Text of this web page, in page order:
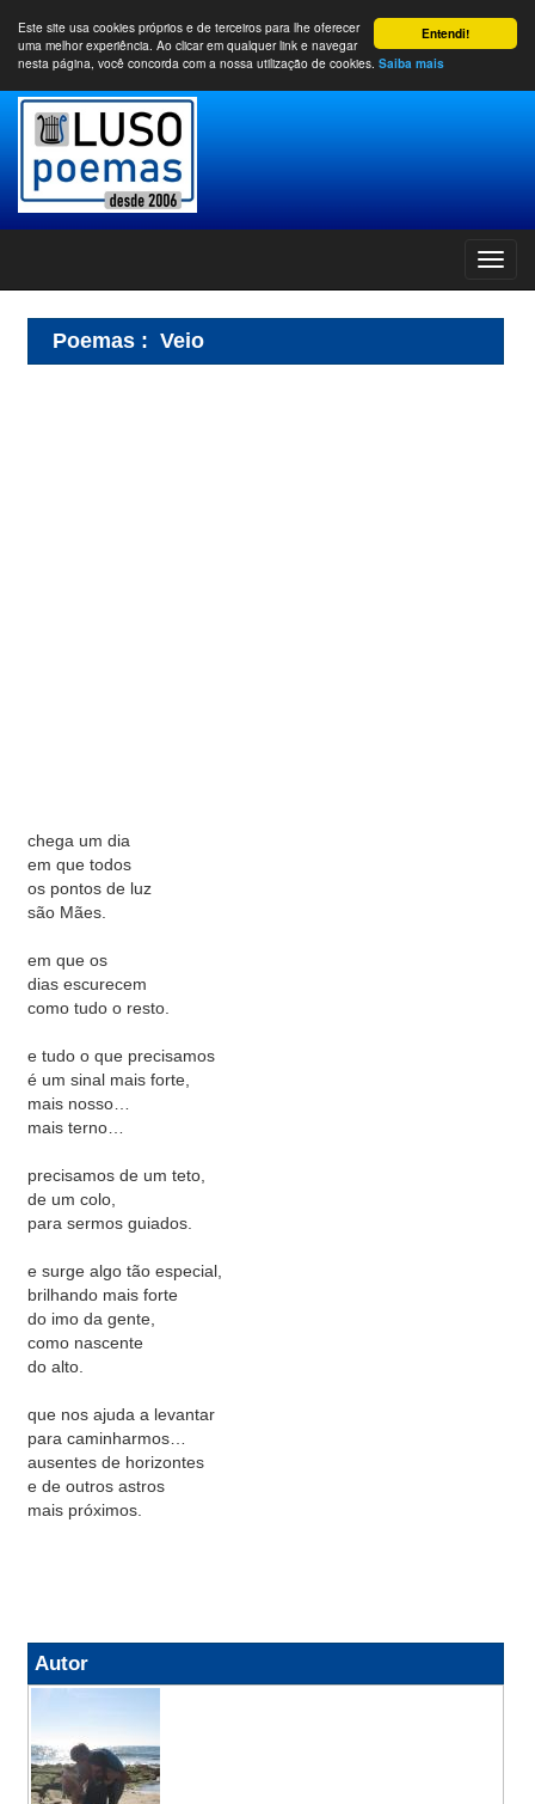
Entendi!
Este site usa cookies próprios e de terceiros para lhe oferecer
uma melhor experiência. Ao clicar em qualquer link e navegar
nesta página, você concorda com a nossa utilização de cookies. Saiba mais
Poemas : Veio
chega um dia
em que todos
os pontos de luz
são Mães.
em que os
dias escurecem
como tudo o resto.
e tudo o que precisamos
é um sinal mais forte,
mais nosso…
mais terno…
precisamos de um teto,
de um colo,
para sermos guiados.
e surge algo tão especial,
brilhando mais forte
do imo da gente,
como nascente
do alto.
que nos ajuda a levantar
para caminharmos…
ausentes de horizontes
e de outros astros
mais próximos.
Autor